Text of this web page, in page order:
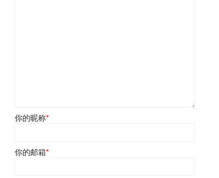
你的昵称*
你的邮箱*